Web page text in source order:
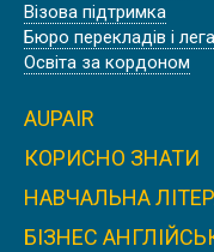
КУРСИ
НЬЮ
КУРСИ
АНГЛІЇ,
Візова підтримка
Бюро перекладів і
Освіта за кордоном
AUPAIR
КОРИСНО ЗНАТИ
НАВЧАЛЬНА
БІЗНЕС